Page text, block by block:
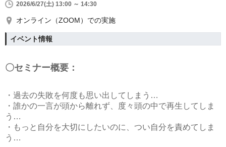
2026/6/27(土) 13:00 ～ 14:30
オンライン（ZOOM）での実施
イベント情報
〇セミナー概要：
・過去の失敗を何度も思い出してしまう…
・誰かの一言が頭から離れず、度々頭の中で再生してしま
う…
・もっと自分を大切にしたいのに、つい自分を責めてしま
う…